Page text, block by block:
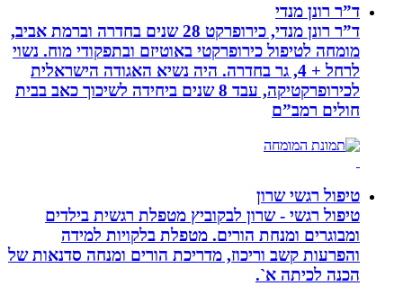
ד”ר רונן מנדי
ד”ר רונן מנדי, כירופרקט 28 שנים בחדרה וברמת אביב,
מומחה לטיפול כירופרקטי באוטיזם ובתפקודי מוח. נשוי
לרחל + 4, גר בחדרה. היה נשיא האגודה הישראלית
לכירופרקטיקה, עבד 8 שנים ביחידה לשיכוך כאב בבית
חולים רמב”ם
טיפול רגשי שרון
טיפול רגשי - שרון לבקוביץ מטפלת רגשית בילדים
ומבוגרים ומנחת הורים. מטפלת בלקויות למידה
והפרעות קשב וריכוז, מדריכת הורים ומנחה סדנאות של
הכנה לכיתה א`.